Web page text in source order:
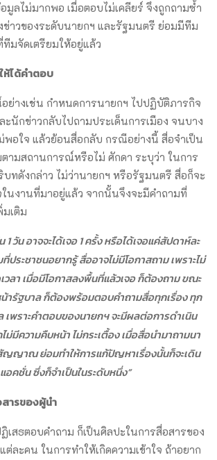
มูลไม่มากพอ เมื่อตอบไม่เคลียร์ จึงถูกถามซ้ำ
าวของระดับนายกฯ และรัฐมนตรี ย่อมมีทีม
มจัดเตรียมให้อยู่แล้ว
ห้ได้คำตอบ
ย่างเช่น กำหนดการนายกฯ ไปปฏิบัติภารกิจ
ะนักข่าวกลับไปถามประเด็นการเมือง จนบาง
พอใจ แล้วย้อนสื่อกลับ กรณีอย่างนี้ สื่อจำเป็น
ามสถานการณ์หรือไม่ ศักดา ระบุว่า ในการ
ทดังกล่าว ไม่ว่านายกฯ หรือรัฐมนตรี สื่อก็จะ
นงานที่มาอยู่แล้ว จากนั้นจึงจะมีคำถามที่
เติม
1 วัน อาจจะได้เจอ 1 ครั้ง หรือได้เจอแค่สัปดาห์ละ
ประชาชนอยากรู้ สื่ออาจไม่มีโอกาสถาม เพราะไม่
วลา เมื่อมีโอกาสลงพื้นที่แล้วเจอ ก็ต้องถาม ขณะ
ารัฐบาล ก็ต้องพร้อมตอบคำถามสื่อทุกเรื่อง ทุก
เพราะคำตอบของนายกฯ จะมีผลต่อการดำเนิน
ม่มีความคืบหน้า ไม่กระเตื้อง เมื่อสื่อนำมาถามนา
ญญาณ ย่อมทำให้การแก้ปัญหาเรื่องนั้นก็จะเดิน
อคชั่น ซึ่งก็จำเป็นในระดับหนึ่ง”
ารของผู้นำ
เสธตอบคำถาม ก็เป็นศิลปะในการสื่อสารของ
ละคน ในการทำให้เกิดความเข้าใจ ถ้าอยาก